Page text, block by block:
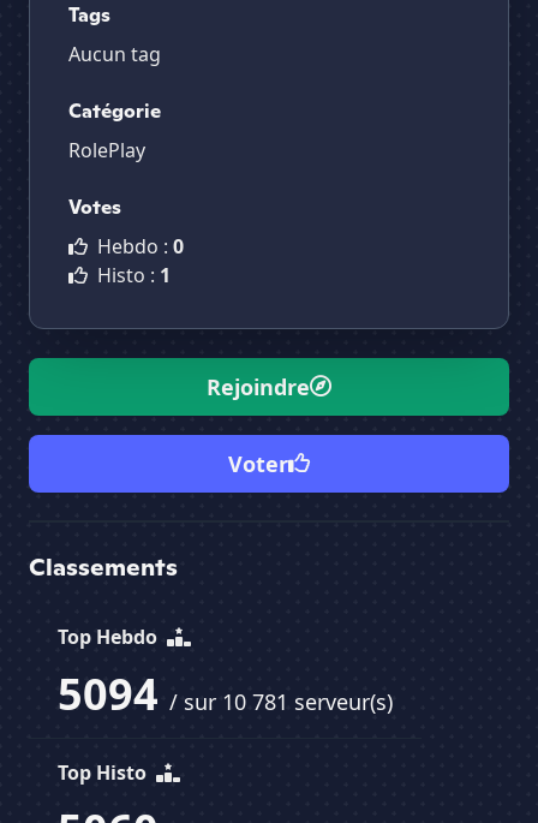
Tags
Aucun tag
Catégorie
RolePlay
Votes
Hebdo : 0
Histo : 1
Rejoindre
Voter
Classements
Top Hebdo
5094 / sur 10 781 serveur(s)
Top Histo